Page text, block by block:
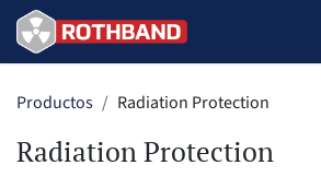
Ir al contenido
Productos Radiation Protection
Radiation Protection